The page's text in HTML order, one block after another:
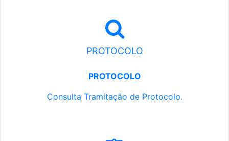
PROTOCOLO
PROTOCOLO
Consulta Tramitação de Protocolo.